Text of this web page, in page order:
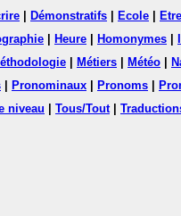
Démonstratifs Ecole Etre
Heure Homonymes
Métiers Météo
Pronominaux Pronoms
niveau Tous/Tout|